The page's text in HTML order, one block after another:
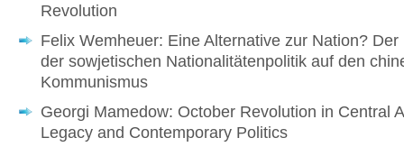
Revolution
Felix Wemheuer: Eine Alternative zur Nation? Der
der sowjetischen Nationalitätenpolitik auf den
Kommunismus
Georgi Mamedow: October Revolution in Central
Legacy and Contemporary Politics